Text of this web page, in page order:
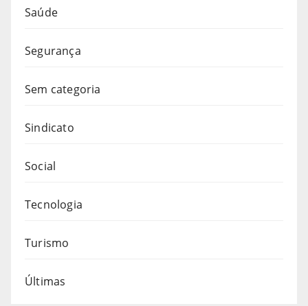
Saúde
Segurança
Sem categoria
Sindicato
Social
Tecnologia
Turismo
Últimas